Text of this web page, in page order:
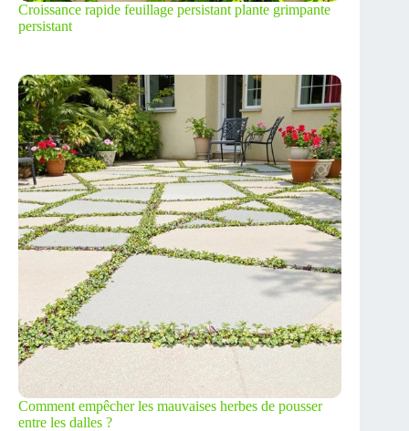
Croissance rapide feuillage persistant plante grimpante
persistant
Comment empêcher les mauvaises herbes de pousser
entre les dalles ?